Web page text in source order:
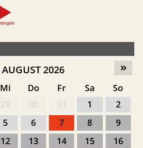
»
AUGUST 2026
Mi Do Fr Sa
So
1
2
5 6 7 8
9
12 13 14 15
16